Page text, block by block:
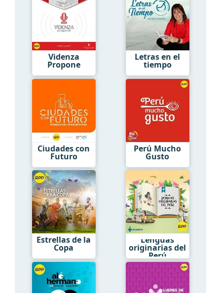
Videnza
Propone
Letras en el
tiempo
Ciudades con
Futuro
Perú Mucho
Gusto
Estrellas de la
Copa
Lenguas
originarias del
Perú